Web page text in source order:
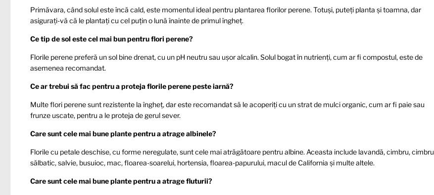
Primăvara, când solul este încă cald, este momentul ideal pentru plantarea florilor perene. Totuși, puteți planta și toamna, dar
asigurați-vă că le plantați cu cel puțin o lună înainte de primul îngheț.
Ce tip de sol este cel mai bun pentru flori perene?
Florile perene preferă un sol bine drenat, cu un pH neutru sau ușor alcalin. Solul bogat în nutrienți, cum ar fi compostul, este de
asemenea recomandat.
Ce ar trebui să fac pentru a proteja florile perene peste iarnă?
Multe flori perene sunt rezistente la îngheț, dar este recomandat să le acoperiți cu un strat de mulci organic, cum ar fi paie sau
frunze uscate, pentru a le proteja de gerul sever.
Care sunt cele mai bune plante pentru a atrage albinele?
Florile cu petale deschise, cu forme neregulate, sunt cele mai atrăgătoare pentru albine. Aceasta include lavandă, cimbru, cimbru
sălbatic, salvie, busuioc, mac, floarea-soarelui, hortensia, floarea-papurului, macul de California și multe altele.
Care sunt cele mai bune plante pentru a atrage fluturii?